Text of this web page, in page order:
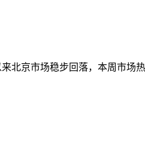
京市场稳步回落，本周市场